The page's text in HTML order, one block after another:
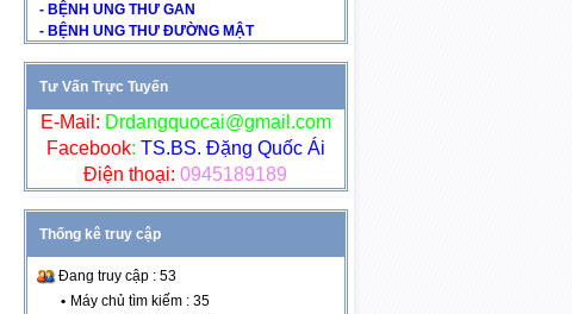
- BỆNH UNG THƯ GAN
- BỆNH UNG THƯ ĐƯỜNG MẬT
Tư Vấn Trực Tuyến
E-Mail: Drdangquocai@gmail.com
Facebook: TS.BS. Đặng Quốc Ái
Điện thoại: 0945189189
Thống kê truy cập
Đang truy cập : 53
• Máy chủ tìm kiếm : 35